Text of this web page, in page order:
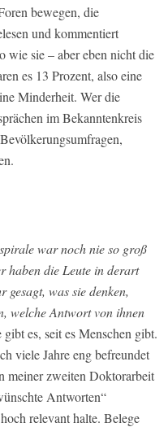
bewegen, die
und kommentiert
wie sie – aber eben nicht die
es 13 Prozent, also eine
Minderheit. Wer die
im Bekanntenkreis
war noch nie so groß
haben die Leute in derart
was sie denken,
welche Antwort von ihnen
es, seit es Menschen gibt.
viele Jahre eng befreundet
meiner zweiten Doktorarbeit
Antworten“
relevant halte. Belege